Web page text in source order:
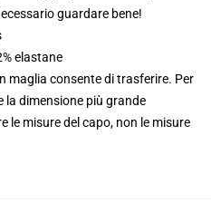
guardare bene!
elastane
maglia consente di trasferire. Per
la dimensione più grande
le misure del capo, non le misure